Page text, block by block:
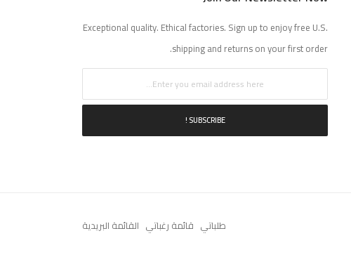
Exceptional quality. Ethical factories. Sign up to enjoy free U.S.
shipping and returns on your first order.
SUBSCRIBE !
طلباتي قائمة رغباتي القائمة البريدية